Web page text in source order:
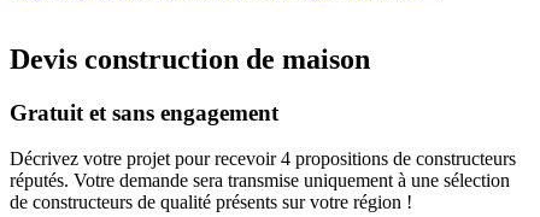
Devis construction de maison
Gratuit et sans engagement
Décrivez votre projet pour recevoir 4 propositions de constructeurs
réputés. Votre demande sera transmise uniquement à une sélection
de constructeurs de qualité présents sur votre région !